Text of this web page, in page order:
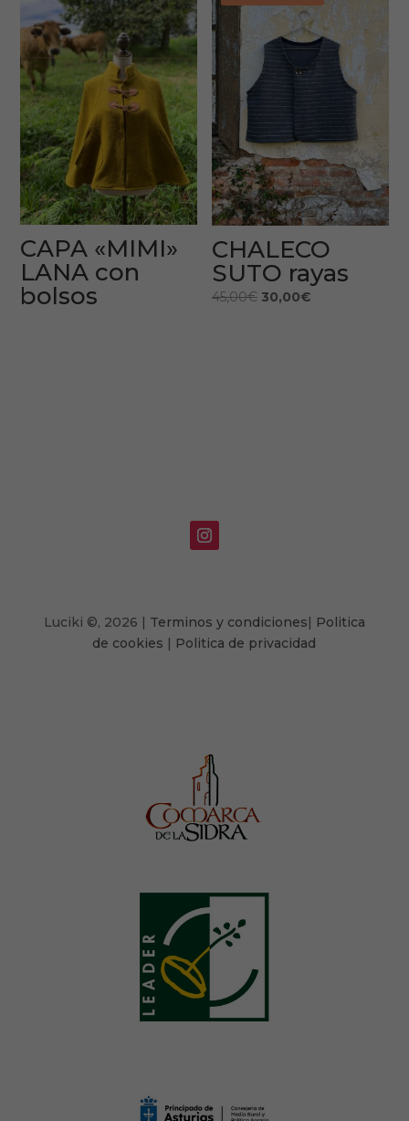
CAPA «MIMI»
LANA con
bolsos
CHALECO
SUTO rayas
45,00€ El
30,00€
Luciki ©, 2026 | Terminos y condiciones| Politica
de cookies | Politica de privacidad